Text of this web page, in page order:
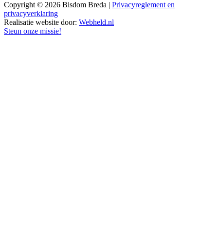
Copyright © 2026 Bisdom Breda | Privacyreglement en
privacyverklaring
Realisatie website door: Webheld.nl
Steun onze missie!